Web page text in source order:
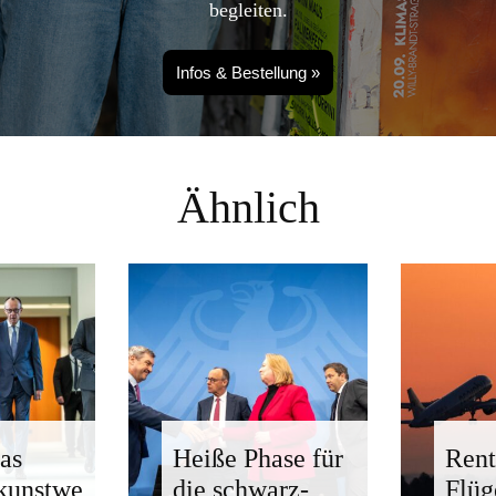
begleiten.
Infos & Bestellung »
Ähnlich
Heiße Phase für
die schwarz-